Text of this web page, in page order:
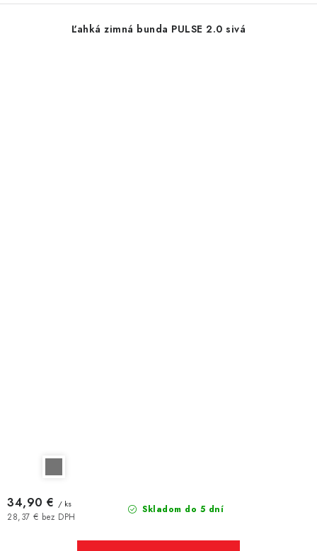
Ľahká zimná bunda PULSE 2.0 sivá
Skladom do 5 dní
28,37 € bez DPH
34,90 € / ks